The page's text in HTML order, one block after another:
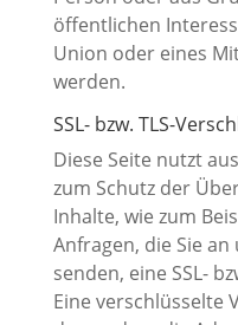
öffentlichen
Union oder eines
werden.
SSL- bzw. TLS-
Diese Seite nutzt
zum Schutz der
Inhalte, wie zum
Anfragen, die Sie
senden, eine SSL-
Eine verschlüsselte